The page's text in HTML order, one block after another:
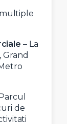
multiple
– La
Grand
de